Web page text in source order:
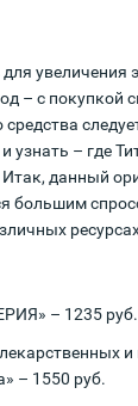
увеличения
– с покупкой
узнать – где
Итак, данный
большим
– 1235 руб.
– 1550 руб.